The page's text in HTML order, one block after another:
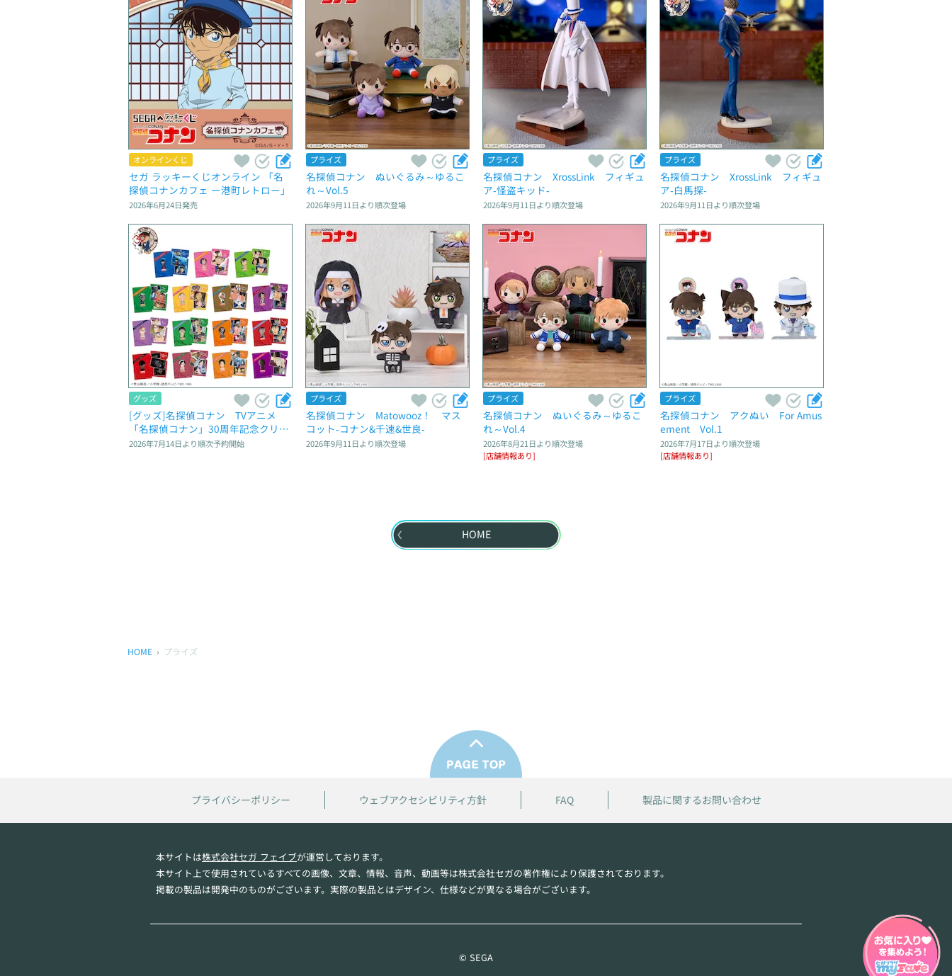
オンラインくじ
セガ ラッキーくじオンライン 「名
探偵コナンカフェ ー港町レトロー」
2026年6月24日発売
プライズ
名探偵コナン　ぬいぐるみ～ゆるこ
れ～Vol.5
2026年9月11日より順次登場
プライズ
名探偵コナン　XrossLink　フィギュ
ア‐怪盗キッド‐
2026年9月11日より順次登場
プライズ
名探偵コナン　XrossLink　フィギュ
ア‐白馬探‐
2026年9月11日より順次登場
グッズ
[グッズ]名探偵コナン　TVアニメ
「名探偵コナン」30周年記念クリア
ファイルVol.2
2026年7月14日より順次予約開始
プライズ
名探偵コナン　Matowooz！　マス
コット‐コナン&千速&世良‐
2026年9月11日より順次登場
プライズ
名探偵コナン　ぬいぐるみ～ゆるこ
れ～Vol.4
2026年8月21日より順次登場
[店舗情報あり]
プライズ
名探偵コナン　アクぬい　For Amus
ement　Vol.1
2026年7月17日より順次登場
[店舗情報あり]
HOME
HOME プライズ
プライバシーポリシー ウェブアクセシビリティ方針 FAQ 製品に関するお問い合わせ
本サイトは株式会社セガ フェイブが運営しております。
本サイト上で使用されているすべての画像、文章、情報、音声、動画等は株式会社セガの著作権により保護されております。
掲載の製品は開発中のものがございます。実際の製品とはデザイン、仕様などが異なる場合がございます。
© SEGA